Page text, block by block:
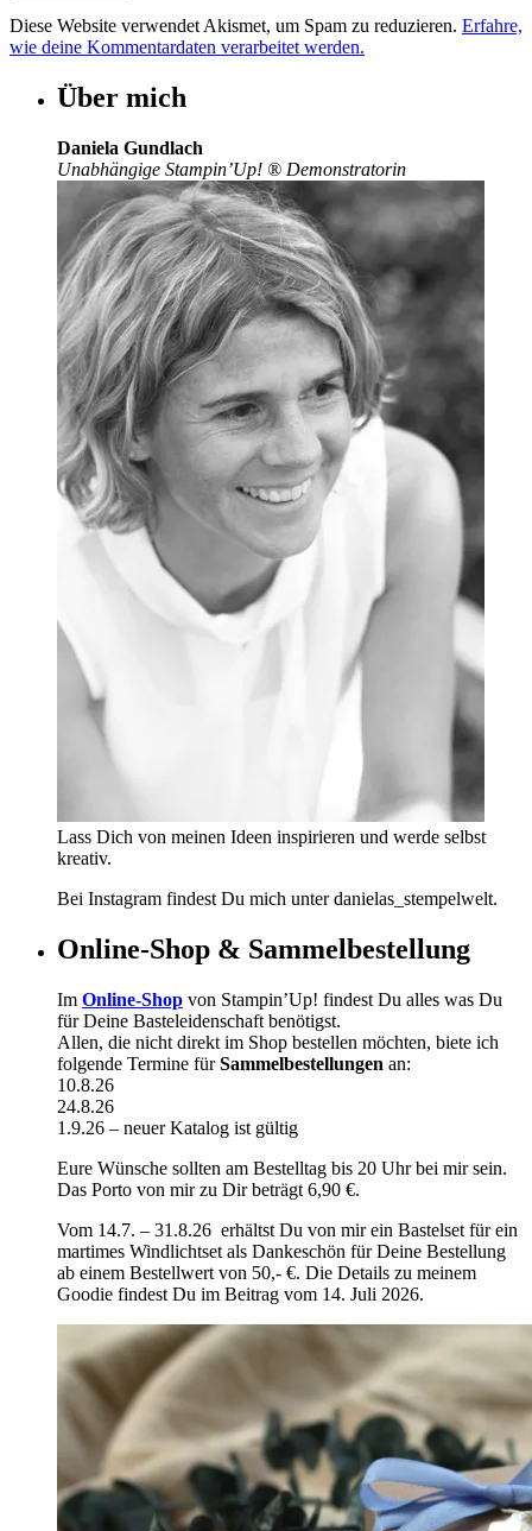
Diese Website verwendet Akismet, um Spam zu reduzieren. Erfahre,
wie deine Kommentardaten verarbeitet werden.
Über mich
Daniela Gundlach
Unabhängige Stampin’Up! ® Demonstratorin
Lass Dich von meinen Ideen inspirieren und werde selbst
kreativ.
Bei Instagram findest Du mich unter danielas_stempelwelt.
Online-Shop & Sammelbestellung
Im Online-Shop von Stampin’Up! findest Du alles was Du
für Deine Basteleidenschaft benötigst.
Allen, die nicht direkt im Shop bestellen möchten, biete ich
folgende Termine fürSammelbestellungen an:
10.8.26
24.8.26
1.9.26 – neuer Katalog ist gültig
Eure Wünsche sollten am Bestelltag bis 20 Uhr bei mir sein.
Das Porto von mir zu Dir beträgt 6,90 €.
Vom 14.7. – 31.8.26 erhältst Du von mir ein Bastelset für ein
martimes Windlichtset als Dankeschön für Deine Bestellung
ab einem Bestellwert von 50,- €. Die Details zu meinem
Goodie findest Du im Beitrag vom 14. Juli 2026.